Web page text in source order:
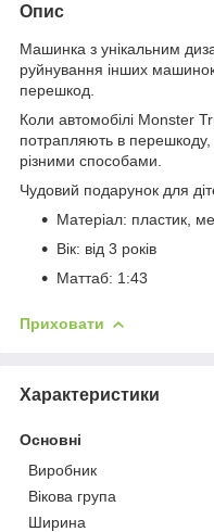
Опис
Машинка з унікальним
руйнування інших
перешкод.
Коли автомобілі Monster
потрапляють в перешкоду,
різними способами.
Чудовий подарунок для
Матеріал: пластик,
Вік: від 3 років
Маттаб: 1:43
Приховати
Характеристики
Основні
Виробник
Вікова група
Ширина